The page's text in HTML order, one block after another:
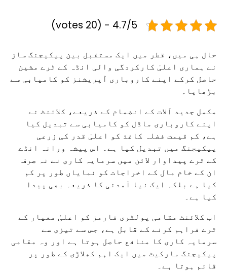
4.7/5 - (20 votes)
حال ہی میں، قطر میں ایک مستقبل بین پیکیجنگ ساز
نے ہماری اعلیٰ کارکردگی والی انڈہ کے ٹرے مشین
حاصل کرکے اپنے کاروباری آپریشنز کو کامیابی سے
بڑھایا۔
مکمل جدید آلات کے انضمام کے ذریعے، کلائنٹ نے
اپنے کاروباری ماڈل کو کامیابی سے تبدیل کیا
ہے، کم قیمت فضلہ کاغذ کو اعلیٰ قدر کی زرعی
پیکیجنگ میں تبدیل کیا ہے۔ اس پیشہ ورانہ انڈے
کے ٹرے پیداوار لائن میں سرمایہ کاری نے نہ صرف
ان کے خام مال کے اخراجات کو نمایاں طور پر کم
کیا ہے بلکہ ایک نیا آمدنی کا ذریعہ بھی پیدا
کیا ہے۔
اب کلائنٹ مقامی پولٹری فارمز کو اعلیٰ معیار کے
ٹرے فراہم کرنے کے قابل ہے، جس سے تیزی سے
سرمایہ کاری کا منافع حاصل ہوتا ہے اور وہ مقامی
پیکیجنگ مارکیٹ میں ایک اہم کھلاڑی کے طور پر
قائم ہوتا ہے۔